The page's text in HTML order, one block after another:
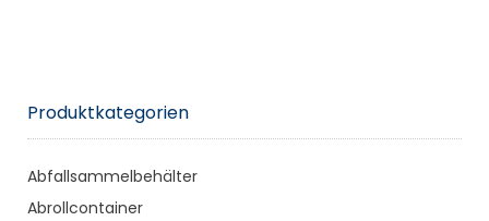
Produktkategorien
Abfallsammelbehälter
Abrollcontainer